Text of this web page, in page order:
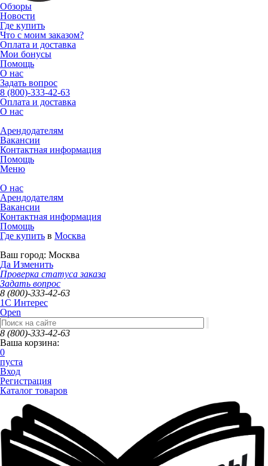
Обзоры
Новости
Где купить
Что с моим заказом?
Оплата и доставка
Мои бонусы
Помощь
О нас
Задать вопрос
8 (800)-333-42-63
Оплата и доставка
О нас
Арендодателям
Вакансии
Контактная информация
Помощь
Меню
О нас
Арендодателям
Вакансии
Контактная информация
Помощь
Где купить в Москва
Ваш город: Москва
Да Изменить
Проверка статуса заказа
Задать вопрос
8 (800)-333-42-63
1C Интерес
Open
8 (800)-333-42-63
Ваша корзина:
0
пуста
Вход
Регистрация
Каталог товаров